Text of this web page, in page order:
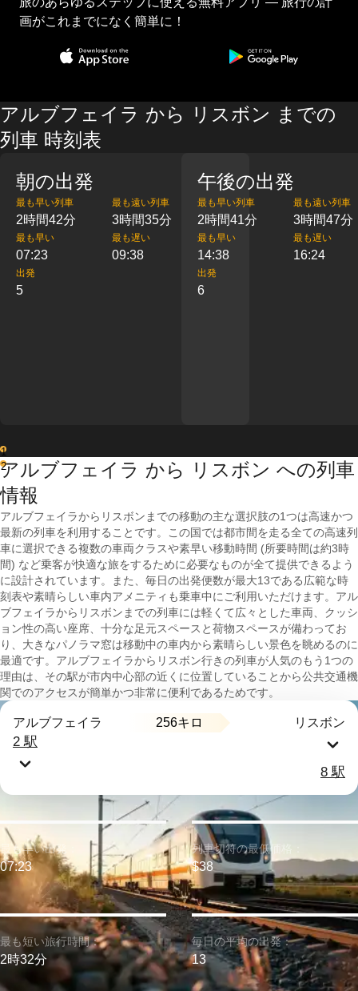
画がこれまでになく簡単に！
アルブフェイラ から リスボン までの
列車 時刻表
朝の出発
最も早い列車
2時間42分
最も遠い列車
3時間35分
最も早い
07:23
最も遅い
09:38
出発
5
午後の出発
最も早い列車
2時間41分
最も遠い列車
3時間47分
最も早い
14:38
最も遅い
16:24
出発
6
1
2
アルブフェイラ から リスボン への列車
情報
アルブフェイラからリスボンまでの移動の主な選択肢の1つは高速かつ
最新の列車を利用することです。この国では都市間を走る全ての高速列
車に選択できる複数の車両クラスや素早い移動時間 (所要時間は約3時
間) など乗客が快適な旅をするために必要なものが全て提供できるよう
に設計されています。また、毎日の出発便数が最大13である広範な時
刻表や素晴らしい車内アメニティも乗車中にご利用いただけます。アル
ブフェイラからリスボンまでの列車には軽くて広々とした車両、クッシ
ョン性の高い座席、十分な足元スペースと荷物スペースが備わってお
り、大きなパノラマ窓は移動中の車内から素晴らしい景色を眺めるのに
最適です。アルブフェイラからリスボン行きの列車が人気のもう1つの
理由は、その駅が市内中心部の近くに位置していることから公共交通機
関でのアクセスが簡単かつ非常に便利であるためです。
アルブフェイラ 256キロ リスボン
2 駅
8 駅
最も短い旅行時間：
2時32分
最も早い出発：
07:23
列車切符の最低価格：
$38
毎日の平均の出発：
13